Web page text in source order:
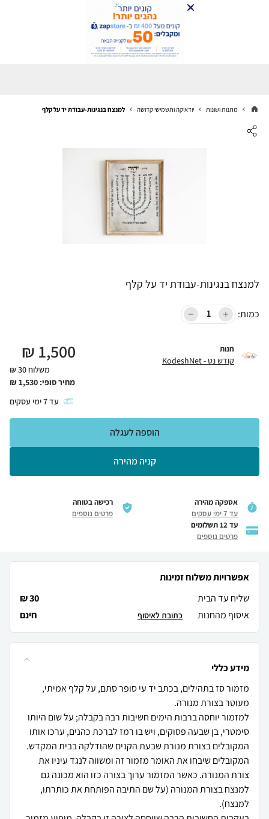
מתנות ושונות יודאיקה ותשמישי קדושה למנצח בנגינות-עבודת יד על קלף
למנצח בנגינות-עבודת יד על קלף
כמות:
חנות
קודש נט - KodeshNet 1,500
₪
משלוח 30 ₪
מחיר סופי: 1,530
₪
עד7ימי עסקים
קניה מהירה
הוספה לעגלה
אספקה מהירה
עד 7 ימי עסקים
רכישה בטוחה
פרטים נוספים
עד 12 תשלומים
פרטים נוספים
אפשרויות משלוח זמינות
שליח עד הבית
30 ₪
איסוף מהחנות
חינם כתובת לאיסוף
מידע כללי
מזמור סז בתהילים, בכתב יד עי סופר סתם, על קלף אמיתי,
למזמור יוחסה ברבות הימים חשיבות רבה בקבלה; על שום היותו
סימטרי, בן שבעה פסוקים, ויש בו רמז לברכת כהנים, ערכו אותו
המקובלים בצורת מנורת שבעת הקנים שהודלקה בבית המקדש.
המקובלים שיבחו את האומר מזמור זה ומשווה לנגד עיניו את
צורת המנורה. כאשר המזמור ערוך בצורה כזו הוא מכונה גם
למנצח בצורת המנורה (על שם התיבה הפותחת את כותרתו,